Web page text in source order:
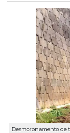
Desmoronamento de